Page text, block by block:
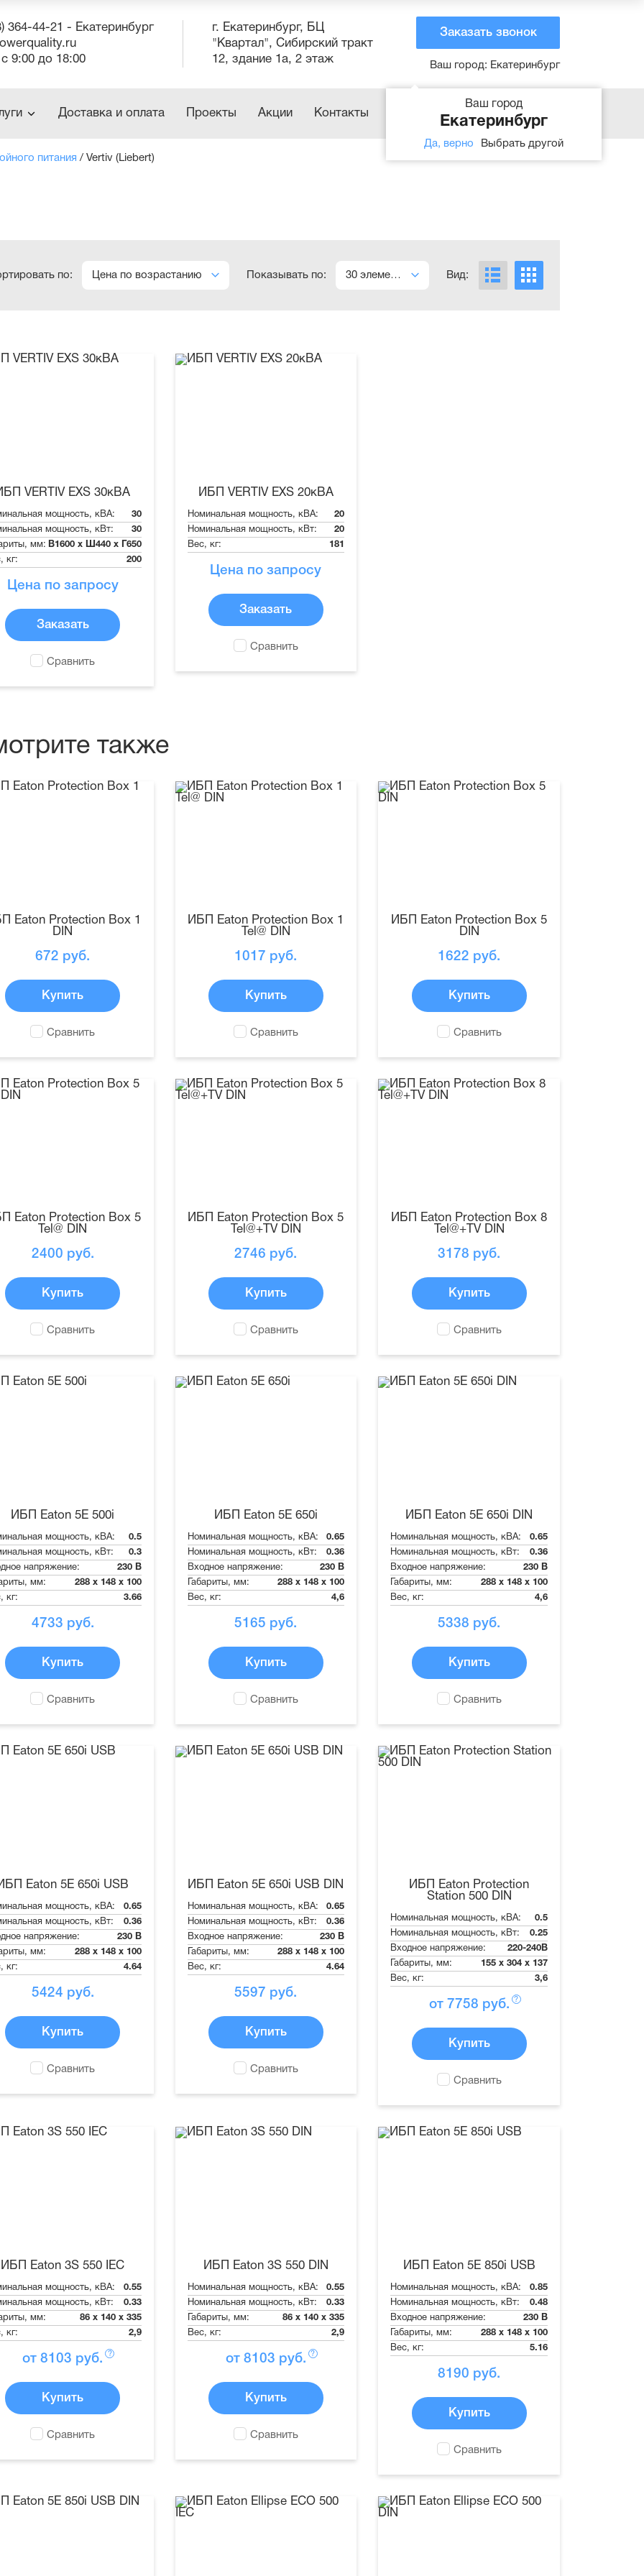
364-44-21 - Екатеринбург
с 9:00 до 18:00
г. Екатеринбург, БЦ
"Квартал", Сибирский тракт
12, здание 1а, 2 этаж
Заказать звонок
Ваш город: Екатеринбург
Ваш город
Екатеринбург
Да, верно Выбрать другой
Доставка и оплата Проекты Акции Контакты
питания / Vertiv (Liebert)
по: Цена по возрастанию Показывать по: 30 элементов Вид:
VERTIV EXS 30кВА
мощность, кВА:
30
мощность, кВт:
30
мм: В1600 х Ш440 х Г650
кг:
200
Цена по запросу
Заказать
Сравнить
ИБП VERTIV EXS 20кВА
Номинальная мощность, кВА:
20
Номинальная мощность, кВт:
20
Вес, кг:
181
Цена по запросу
Заказать
Сравнить
также
Eaton Protection Box 1
DIN
672 руб.
Купить
Сравнить
ИБП Eaton Protection Box 1
Tel@ DIN
1017 руб.
Купить
Сравнить
ИБП Eaton Protection Box 5
DIN
1622 руб.
Купить
Сравнить
Eaton Protection Box 5
Tel@ DIN
2400 руб.
Купить
Сравнить
ИБП Eaton Protection Box 5
Tel@+TV DIN
2746 руб.
Купить
Сравнить
ИБП Eaton Protection Box 8
Tel@+TV DIN
3178 руб.
Купить
Сравнить
ИБП Eaton 5E 500i
мощность, кВА:
0.5
мощность, кВт:
0.3
напряжение:
230 В
мм:
288 x 148 x 100
кг:
3.66
4733 руб.
Купить
Сравнить
ИБП Eaton 5E 650i
Номинальная мощность, кВА:
0.65
Номинальная мощность, кВт:
0.36
Входное напряжение:
230 В
Габариты, мм:
288 x 148 x 100
Вес, кг:
4,6
5165 руб.
Купить
Сравнить
ИБП Eaton 5E 650i DIN
Номинальная мощность, кВА:
0.65
Номинальная мощность, кВт:
0.36
Входное напряжение:
230 В
Габариты, мм:
288 x 148 x 100
Вес, кг:
4,6
5338 руб.
Купить
Сравнить
Eaton 5E 650i USB
мощность, кВА:
0.65
мощность, кВт:
0.36
напряжение:
230 В
мм:
288 x 148 x 100
кг:
4.64
5424 руб.
Купить
Сравнить
ИБП Eaton 5E 650i USB DIN
Номинальная мощность, кВА:
0.65
Номинальная мощность, кВт:
0.36
Входное напряжение:
230 В
Габариты, мм:
288 x 148 x 100
Вес, кг:
4.64
5597 руб.
Купить
Сравнить
ИБП Eaton Protection
Station 500 DIN
Номинальная мощность, кВА:
0.5
Номинальная мощность, кВт:
0.25
Входное напряжение:
220-240В
Габариты, мм:
155 x 304 x 137
Вес, кг:
3,6
от 7758 руб. ?
Купить
Сравнить
ИБП Eaton 3S 550 IEC
мощность, кВА:
0.55
мощность, кВт:
0.33
мм:
86 x 140 x 335
кг:
2,9
от8103 руб. ?
Купить
Сравнить
ИБП Eaton 3S 550 DIN
Номинальная мощность, кВА:
0.55
Номинальная мощность, кВт:
0.33
Габариты, мм:
86 x 140 x 335
Вес, кг:
2,9
от 8103 руб. ?
Купить
Сравнить
ИБП Eaton 5E 850i USB
Номинальная мощность, кВА:
0.85
Номинальная мощность, кВт:
0.48
Входное напряжение:
230 В
Габариты, мм:
288 x 148 x 100
Вес, кг:
5.16
8190 руб.
Купить
Сравнить